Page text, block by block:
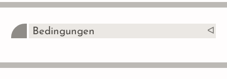
Bedingungen